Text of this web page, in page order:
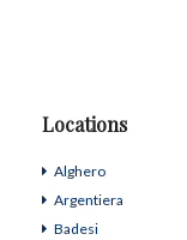
Locations
Alghero
Argentiera
Badesi